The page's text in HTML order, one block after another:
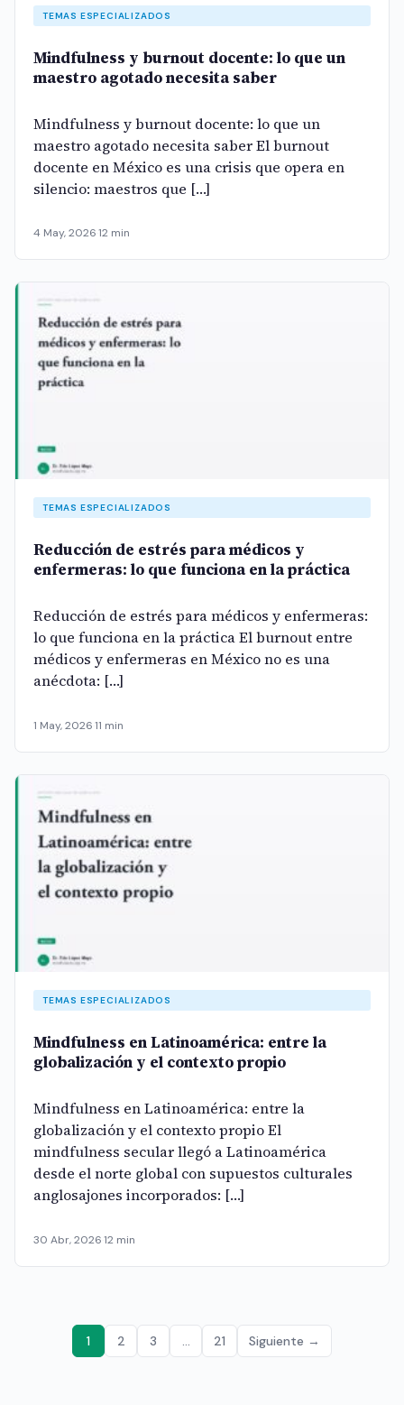
TEMAS ESPECIALIZADOS
Mindfulness y burnout docente: lo que un
maestro agotado necesita saber
Mindfulness y burnout docente: lo que un
maestro agotado necesita saber El burnout
docente en México es una crisis que opera en
silencio: maestros que […]
4 May, 202612 min
TEMAS ESPECIALIZADOS
Reducción de estrés para médicos y
enfermeras: lo que funciona en la práctica
Reducción de estrés para médicos y enfermeras:
lo que funciona en la práctica El burnout entre
médicos y enfermeras en México no es una
anécdota: […]
1 May, 202611 min
TEMAS ESPECIALIZADOS
Mindfulness en Latinoamérica: entre la
globalización y el contexto propio
Mindfulness en Latinoamérica: entre la
globalización y el contexto propio El
mindfulness secular llegó a Latinoamérica
desde el norte global con supuestos culturales
anglosajones incorporados: […]
30 Abr, 202612 min
1 2 3 21 Siguiente →